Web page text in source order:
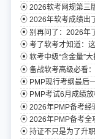
2026软考网规第三
2026年软考成绩出
别再问了：2026年
考了软考才知道：
软考中级“含金量”
备战软考高级必看
PMP现行考纲最后
PMP考试6月成绩
2026年PMP备考经
2026年PMP备考全
持证不只是为了升